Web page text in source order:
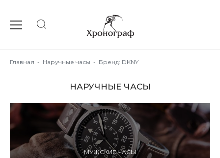
Главная - Наручные часы - Бренд: DKNY
НАРУЧНЫЕ ЧАСЫ
МУЖСКИЕ ЧАСЫ